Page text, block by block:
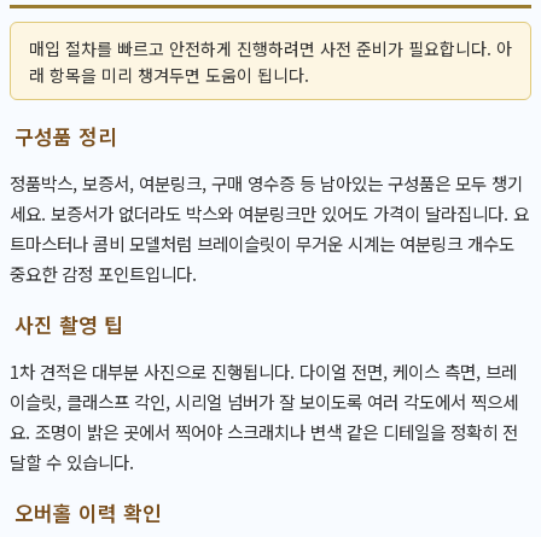
매입 절차를 빠르고 안전하게 진행하려면 사전 준비가 필요합니다. 아
래 항목을 미리 챙겨두면 도움이 됩니다.
구성품 정리
정품박스, 보증서, 여분링크, 구매 영수증 등 남아있는 구성품은 모두 챙기
세요. 보증서가 없더라도 박스와 여분링크만 있어도 가격이 달라집니다. 요
트마스터나 콤비 모델처럼 브레이슬릿이 무거운 시계는 여분링크 개수도
중요한 감정 포인트입니다.
사진 촬영 팁
1차 견적은 대부분 사진으로 진행됩니다. 다이얼 전면, 케이스 측면, 브레
이슬릿, 클래스프 각인, 시리얼 넘버가 잘 보이도록 여러 각도에서 찍으세
요. 조명이 밝은 곳에서 찍어야 스크래치나 변색 같은 디테일을 정확히 전
달할 수 있습니다.
오버홀 이력 확인